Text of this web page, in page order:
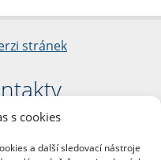
s cookies
a další sledovací nástroje
stránek
1/2